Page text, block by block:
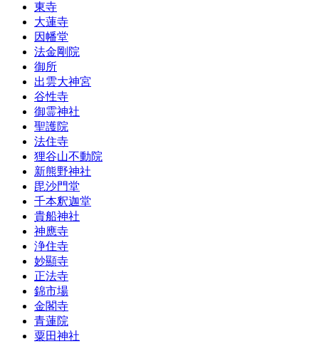
東寺
大蓮寺
因幡堂
法金剛院
御所
出雲大神宮
谷性寺
御霊神社
聖護院
法住寺
狸谷山不動院
新熊野神社
毘沙門堂
千本釈迦堂
貴船神社
神應寺
浄住寺
妙顯寺
正法寺
錦市場
金閣寺
青蓮院
粟田神社